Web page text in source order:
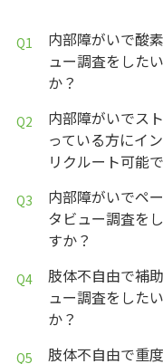
内部障がいで酸
ュー調査をした
か？
内部障がいでス
っている方にイ
リクルート可能
内部障がいでペ
タビュー調査を
すか？
肢体不自由で補
ュー調査をした
か？
肢体不自由で重